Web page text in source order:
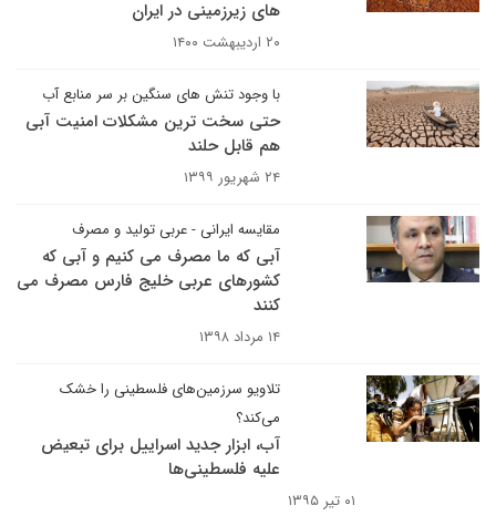
های زیرزمینی در ایران
۲۰ اردیبهشت ۱۴۰۰
با وجود تنش های سنگین بر سر منابع آب
حتی سخت ترین مشکلات امنیت آبی
هم قابل حلند
۲۴ شهریور ۱۳۹۹
مقایسه ایرانی - عربی تولید و مصرف
آبی که ما مصرف می کنیم و آبی که
کشورهای عربی خلیج فارس مصرف می
کنند
۱۴ مرداد ۱۳۹۸
تلاویو سرزمین‌های فلسطینی را خشک
می‌کند؟
آب، ابزار جدید اسراییل برای تبعیض
علیه فلسطینی‌ها
۰۱ تیر ۱۳۹۵